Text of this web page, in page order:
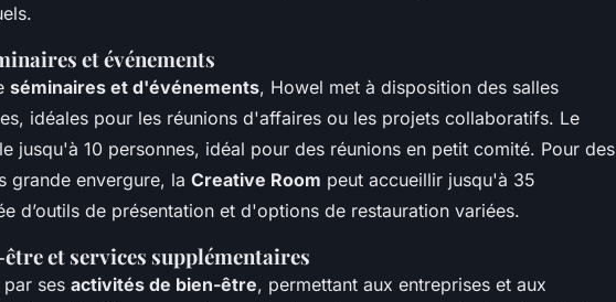
et événements
séminaires et d'événements, Howel met à disposition des salles
idéales pour les réunions d'affaires ou les projets collaboratifs. Le
jusqu'à 10 personnes, idéal pour des réunions en petit comité. Pour des
grande envergure, la Creative Room peut accueillir jusqu'à 35
d’outils de présentation et d'options de restauration variées.
et services supplémentaires
ses activités de bien-être, permettant aux entreprises et aux